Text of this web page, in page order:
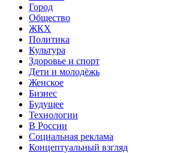
Город
Общество
ЖКХ
Политика
Культура
Здоровье и спорт
Дети и молодёжь
Женское
Бизнес
Будущее
Технологии
В России
Социальная реклама
Концептуальный взгляд